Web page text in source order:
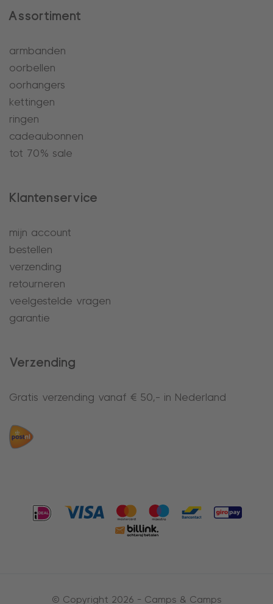
Assortiment
armbanden
oorbellen
oorhangers
kettingen
ringen
cadeaubonnen
tot 70% sale
Klantenservice
mijn account
bestellen
verzending
retourneren
veelgestelde vragen
garantie
Verzending
Gratis verzending vanaf € 50,- in Nederland
© Copyright 2026 - Camps & Camps